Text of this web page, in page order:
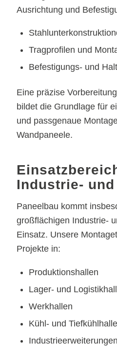
Ausrichtung und
Tragprofilen und
Befestigungs- und
Eine präzise
bildet die Grundlage für
und passgenaue
Wandpaneele.
Industrie-
Paneelbau kommt
großflächigen Industrie-
Einsatz. Unsere
Projekte in:
Produktionshallen
Lager- und
Werkhallen
Kühl- und